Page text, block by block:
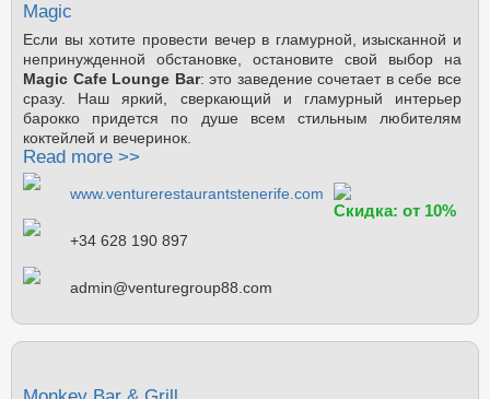
Magic
Если вы хотите провести вечер в гламурной, изысканной и
непринужденной обстановке, остановите свой выбор на
Magic Cafe Lounge Bar: это заведение сочетает в себе все
сразу. Наш яркий, сверкающий и гламурный интерьер
барокко придется по душе всем стильным любителям
коктейлей и вечеринок.
Read more >>
www.venturerestaurantstenerife.com
+34 628 190 897
admin@venturegroup88.com
Скидка: от 10%